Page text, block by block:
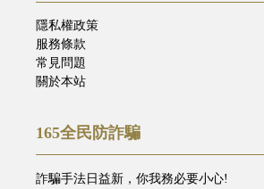
隱私權政策
服務條款
常見問題
關於本站
165全民防詐騙
詐騙手法日益新，你我務必要小心!